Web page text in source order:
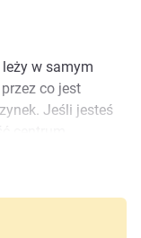
w samym
co jest
Jeśli jesteś
z baru
po skończeniu